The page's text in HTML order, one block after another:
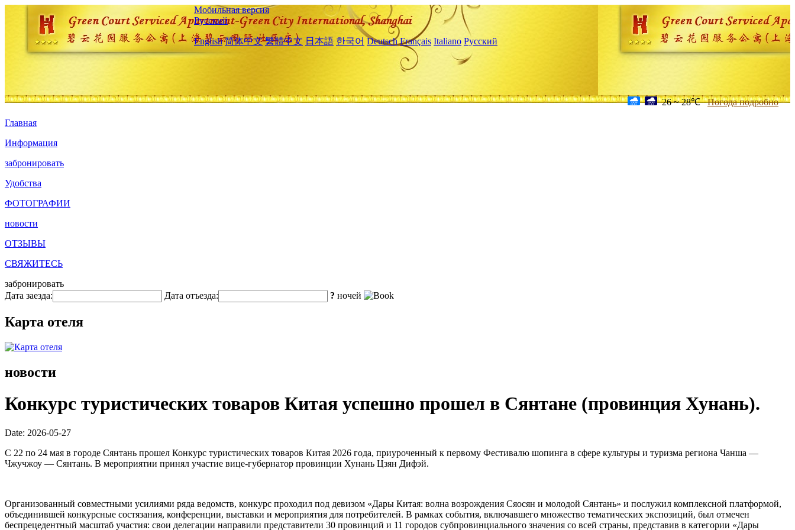
Мобильная версия
Русский
English 简体中文 繁體中文 日本語 한국어 Deutsch Français Italiano Русский
26 ~ 28℃ Погода подробно
Главная
Информация
забронировать
Удобства
ФОТОГРАФИИ
новости
ОТЗЫВЫ
СВЯЖИТЕСЬ
забронировать
Дата заезда:
Дата отъезда: ? ночей
Карта отеля
новости
Конкурс туристических товаров Китая успешно прошел в Сянтане (провинция Хунань).
Date: 2026-05-27
С 22 по 24 мая в городе Сянтань прошел Конкурс туристических товаров Китая 2026 года, приуроченный к первому Фестивалю шопинга в сфере культуры и туризма региона Чанша —
Чжучжоу — Сянтань. В мероприятии принял участие вице-губернатор провинции Хунань Цзян Дифэй.
Организованный совместными усилиями ряда ведомств, конкурс проходил под девизом «Дары Китая: волна возрождения Сяосян и молодой Сянтань» и послужил комплексной платформой,
объединившей конкурсные состязания, конференции, выставки и мероприятия для потребителей. В рамках события, включавшего множество тематических экспозиций, был отмечен
беспрецедентный масштаб участия: свои делегации направили представители 30 провинций и 11 городов субпровинциального значения со всей страны, представив в категории «Дары